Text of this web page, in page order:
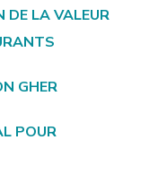
DE LA VALEUR
GHER
POUR